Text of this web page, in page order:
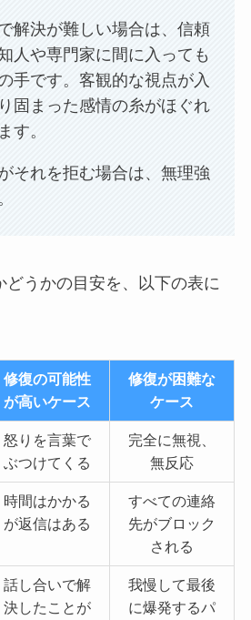
解決が難しい場合は、信頼
人や専門家に間に入っても
手です。客観的な視点が入
固まった感情の糸がほぐれ
す。
それを拒む場合は、無理強
どうかの目安を、以下の表に
修復の可能性
が高いケース
修復が困難な
ケース
怒りを言葉で
ぶつけてくる
完全に無視、
無反応
時間はかかる
が返信はある
すべての連絡
先がブロック
される
話し合いで解
決したことが
我慢して最後
に爆発するパ